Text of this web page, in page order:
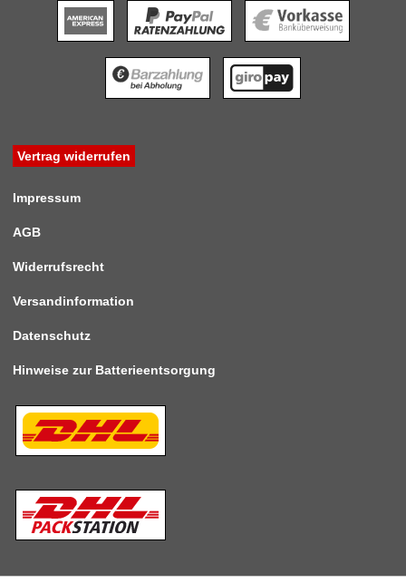
Vertrag widerrufen
Impressum
AGB
Widerrufsrecht
Versandinformation
Datenschutz
Hinweise zur Batterieentsorgung